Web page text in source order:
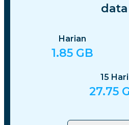
data
Harian
1.85 GB
15 Hari
27.75